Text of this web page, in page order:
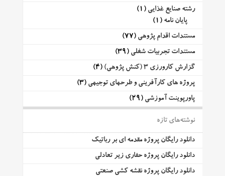
رشته صنایع غذایی (1)
پایان نامه (1)
مستندات اقدام پژوهی (77)
مستندات تجربیات شغلی (39)
گزارش کارورزی 3 (کنش پژوهی)
(4)
پروژه های کارآفرینی و طرحهای توجیهی (3)
پاورپوینت آموزشی (29)
نوشته‌های تازه
دانلود رایگان پروژه مقدمه ای بر رباتیک
دانلود رایگان پروژه حفاری زیر تعادلی
دانلود رایگان پروژه نقشه کشی صنعتی